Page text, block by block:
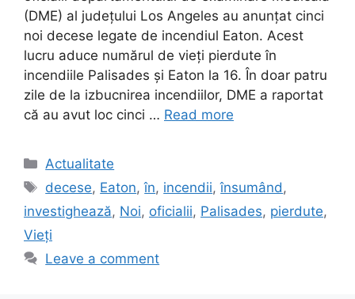
(DME) al județului Los Angeles au anunțat cinci
noi decese legate de incendiul Eaton. Acest
lucru aduce numărul de vieți pierdute în
incendiile Palisades și Eaton la 16. În doar patru
zile de la izbucnirea incendiilor, DME a raportat
că au avut loc cinci … Read more
Categories
Actualitate
Tags
decese, Eaton,în, incendii,însumând ,
investighează, Noi, oficialii, Palisades, pierdute,
Vieți
Leave a comment